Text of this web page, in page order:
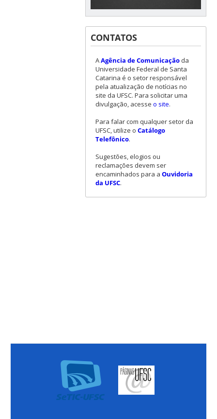
CONTATOS
AAgência de Comunicaçãoda
Universidade Federal de Santa
Catarina é o setor responsável
pela atualização de notícias no
site da UFSC. Para solicitar uma
divulgação, acesse o site.
Para falar com qualquer setor da
UFSC, utilize o Catálogo
Telefônico.
Sugestões, elogios ou
reclamações devem ser
encaminhados para a Ouvidoria
da UFSC.